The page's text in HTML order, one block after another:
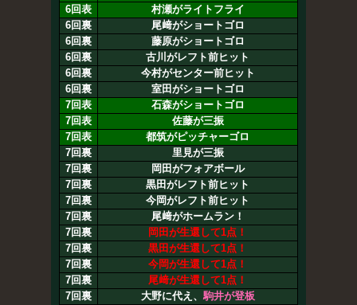
6回表
村瀬がライトフライ
6回裏
尾﨑がショートゴロ
6回裏
藤原がショートゴロ
6回裏
古川がレフト前ヒット
6回裏
今村がセンター前ヒット
6回裏
室田がショートゴロ
7回表
石森がショートゴロ
7回表
佐藤が三振
7回表
都筑がピッチャーゴロ
7回裏
里見が三振
7回裏
岡田がフォアボール
7回裏
黒田がレフト前ヒット
7回裏
今岡がレフト前ヒット
7回裏
尾﨑がホームラン！
7回裏
岡田が生還して1点！
7回裏
黒田が生還して1点！
7回裏
今岡が生還して1点！
7回裏
尾﨑が生還して1点！
7回裏
大野に代え、駒井が登板